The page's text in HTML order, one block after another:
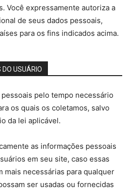
Você expressamente autoriza a
de seus dados pessoais,
para os fins indicados acima.
DO USUÁRIO
pelo tempo necessário
os quais os coletamos, salvo
da lei aplicável.
as informações pessoais
em seu site, caso essas
mais necessárias para qualquer
ser usadas ou fornecidas